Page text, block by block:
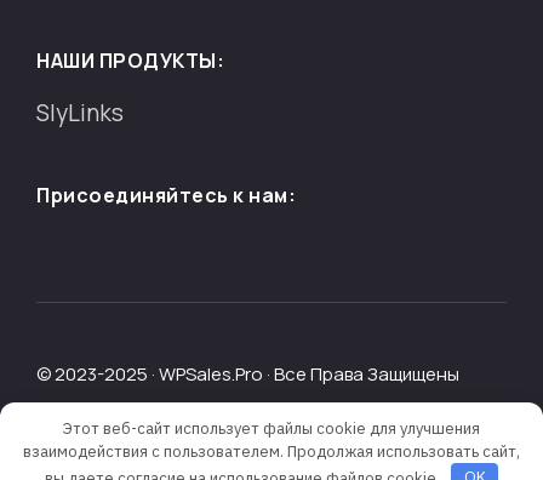
НАШИ ПРОДУКТЫ:
SlyLinks
Присоединяйтесь к нам:
©2023-2025 ·WPSales.Pro · Все Права Защищены
Политика конфиденциальности|Пользовательское
соглашение
Этот веб-сайт использует файлы cookie для улучшения
взаимодействия с пользователем. Продолжая использовать сайт,